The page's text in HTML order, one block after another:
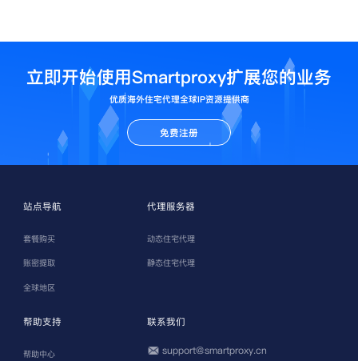
立即开始使用Smartproxy扩展您的业务
优质海外住宅代理全球IP资源提供商
免费注册
站点导航
套餐购买
账密提取
全球地区
代理服务器
动态住宅代理
静态住宅代理
帮助支持
帮助中心
联系我们
support@smartproxy.cn